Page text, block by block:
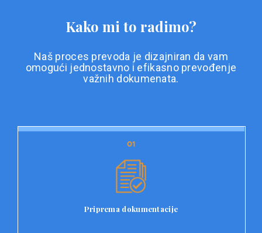
Kako mi to radimo?
Naš proces prevoda je dizajniran da vam
omogući jednostavno i efikasno prevođenje
važnih dokumenata.
01
Priprema dokumentacije
01
Prvi korak u našem procesu prevoda je priprema
dokumentacije. Korisnici jednostavno učitavaju svoje
dokumenta, kao i specifične zahtjeve za prevod.